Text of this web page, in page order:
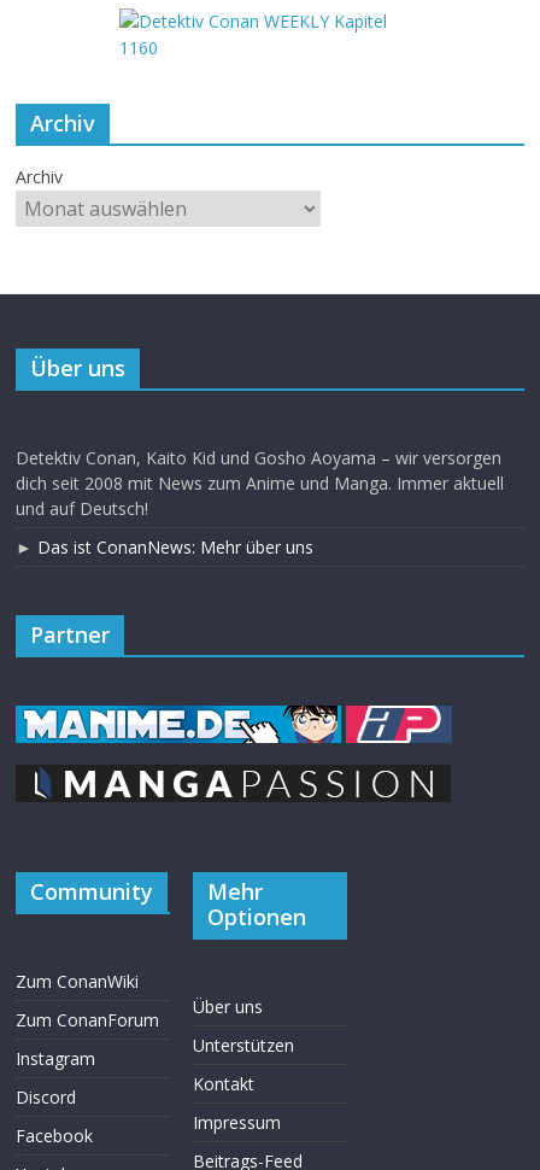
Archiv
Archiv
Über uns
Detektiv Conan, Kaito Kid und Gosho Aoyama – wir versorgen
dich seit 2008 mit News zum Anime und Manga. Immer aktuell
und auf Deutsch!
► Das ist ConanNews: Mehr über uns
Partner
Community
Zum ConanWiki
Zum ConanForum
Instagram
Discord
Facebook
Mehr
Optionen
Über uns
Unterstützen
Kontakt
Impressum
Beitrags-Feed